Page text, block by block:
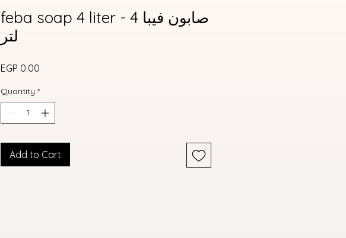
feba soap 4 liter - صابون فيبا 4
لتر
EGP 0.00
Quantity *
Add to Cart